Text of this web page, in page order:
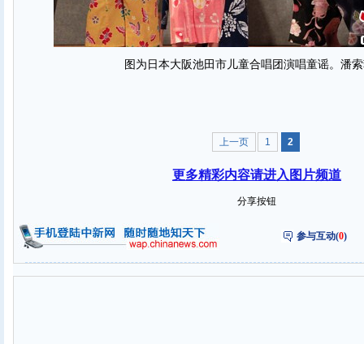
图为日本大阪池田市儿童合唱团演唱童谣。潘
上一页 1 2
更多精彩内容请进入图片频道
分享按钮
参与互动(0)